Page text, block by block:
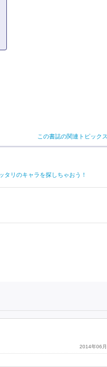
この書誌の関連トピック
リのキャラを探しちゃおう！
2014年06